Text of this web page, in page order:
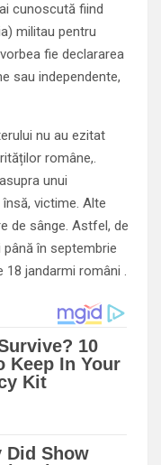
cunoscută fiind
militau pentru
fie declararea
sau independente,
nu au ezitat
române,.
unui
victime. Alte
de sânge. Astfel, de
în septembrie
18 jandarmi români .